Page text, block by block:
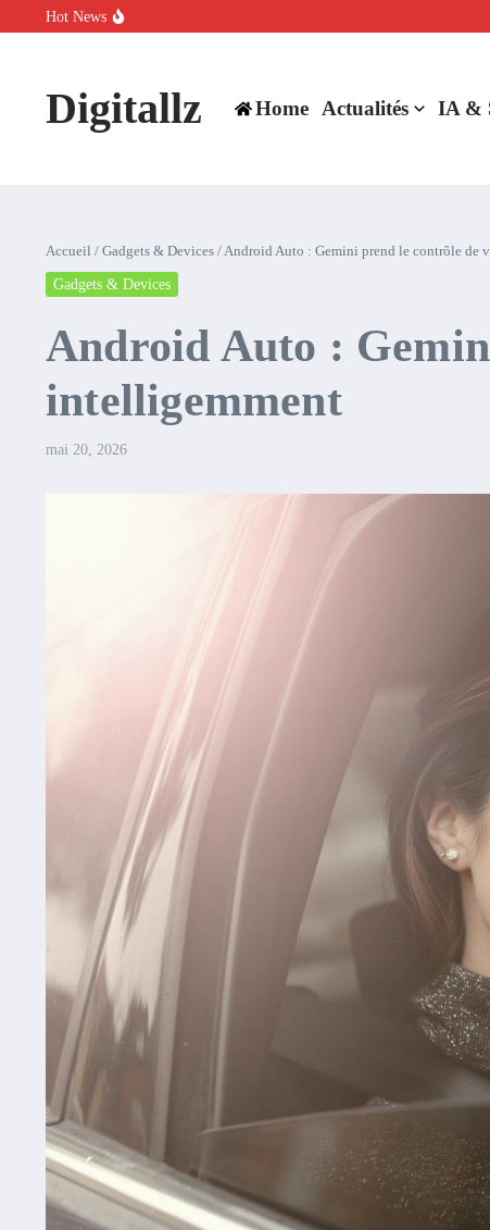
Aller au contenu
Hot News
Comment l’IA simplifie la data de caisse pour la transformer en
Digitallz Home Actualités IA &
Accueil / Gadgets & Devices /Android Auto : Gemini prend le contrôle de
Gadgets & Devices
Android Auto :
intelligemment
mai 20, 2026